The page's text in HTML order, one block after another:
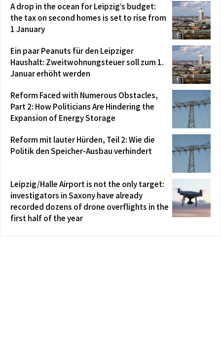
A drop in the ocean for Leipzig’s budget:
the tax on second homes is set to rise from
1 January
Ein paar Peanuts für den Leipziger
Haushalt: Zweitwohnungsteuer soll zum 1.
Januar erhöht werden
Reform Faced with Numerous Obstacles,
Part 2: How Politicians Are Hindering the
Expansion of Energy Storage
Reform mit lauter Hürden, Teil 2: Wie die
Politik den Speicher-Ausbau verhindert
Leipzig/Halle Airport is not the only target:
investigators in Saxony have already
recorded dozens of drone overflights in the
first half of the year